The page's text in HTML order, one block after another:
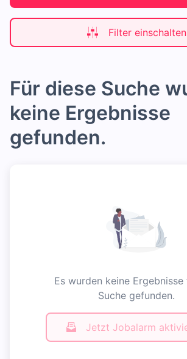
Filter einschalten
Für diese Suche
keine Ergebnisse
gefunden.
Es wurden keine Ergebnisse
Suche gefunden.
Jetzt Jobalarm